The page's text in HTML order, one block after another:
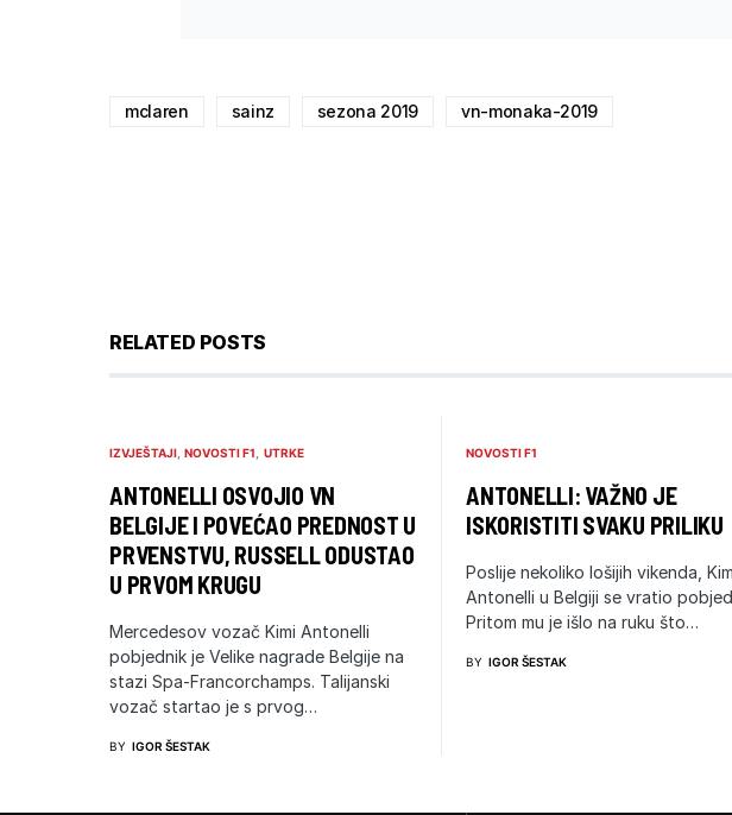
mclaren sainz sezona 2019 vn-monaka-2019
RELATED POSTS
IZVJEŠTAJI NOVOSTI F1 UTRKE
ANTONELLI OSVOJIO VN
BELGIJE I POVEĆAO PREDNOST U
PRVENSTVU, RUSSELL ODUSTAO
U PRVOM KRUGU
Mercedesov vozač Kimi Antonelli
pobjednik je Velike nagrade Belgije na
stazi Spa-Francorchamps. Talijanski
vozač startao je s prvog…
BY IGOR ŠESTAK
NOVOSTI F1
ANTONELLI: VAŽNO JE
ISKORISTITI SVAKU PRILIKU
Poslije nekoliko lošijih vikenda,
Antonelli u Belgiji se vratio
Pritom mu je išlo na ruku što…
BY IGOR ŠESTAK